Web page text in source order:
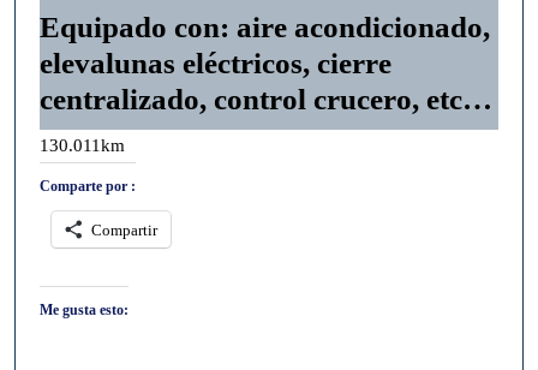
Equipado con: aire acondicionado,
elevalunas eléctricos, cierre
centralizado, control crucero, etc…
130.011km
Comparte por :
Compartir
Me gusta esto: